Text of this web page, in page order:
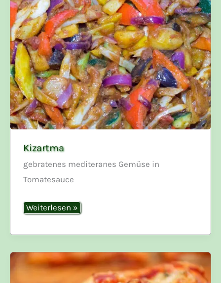
Kizartma
gebratenes mediteranes Gemüse in
Tomatesauce
Kizartma
Weiterlesen »